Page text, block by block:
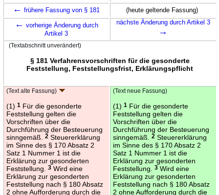
← frühere Fassung von § 181 (heute geltende Fassung)
← vorherige Änderung durch
Artikel 3
nächste Änderung durch Artikel 3
→
(Textabschnitt unverändert)
§ 181 Verfahrensvorschriften für die gesonderte
Feststellung, Feststellungsfrist, Erklärungspflicht
(Text alte Fassung)
(1) 1Für die gesonderte
Feststellung gelten die
Vorschriften über die
Durchführung der Besteuerung
sinngemäß.
2Steuererklärung
im Sinne des § 170 Absatz 2
Satz 1 Nummer 1 ist die
Erklärung zur gesonderten
Feststellung.
3Wird eine
Erklärung zur gesonderten
Feststellung nach § 180 Absatz
2 ohne Aufforderung durch die
(Text neue Fassung)
(1) 1Für die gesonderte
Feststellung gelten die
Vorschriften über die
Durchführung der Besteuerung
sinngemäß.
2Steuererklärung
im Sinne des § 170 Absatz 2
Satz 1 Nummer 1 ist die
Erklärung zur gesonderten
Feststellung.
3Wird eine
Erklärung zur gesonderten
Feststellung nach § 180 Absatz
2 ohne Aufforderung durch die